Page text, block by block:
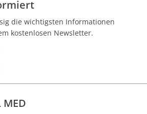
die wichtigsten Informationen
kostenlosen Newsletter.
MED